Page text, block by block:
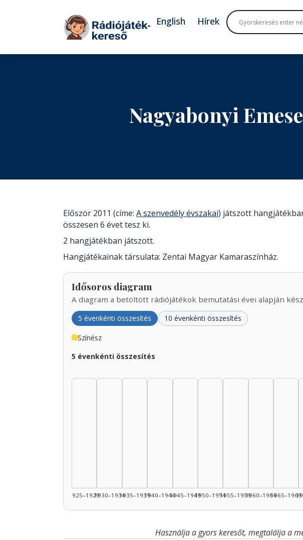
Tovább a tartalomhoz
English Hírek
Nagyabonyi
Először 2011 (címe: A szenvedély évszakai) játszott
összesen 6 évet tesz ki.
2 hangjátékban játszott.
Hangjátékainak társulata: Zentai Magyar Kamaraszínház.
Idősoros diagram
A diagram a betöltött rádiójátékok bemutatási évei alapján
5 évenkénti összesítés 10 évenkénti összesítés
Színész
5 évenkénti összesítés
1925–19291930–19341935–19391940–19441945–19491950–19541955–19591960–19641965–1969
Használja a gyors keresőt, megtalálja a